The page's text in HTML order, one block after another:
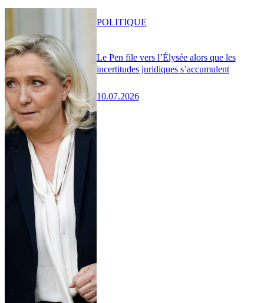
Le Pen file vers l’Élysée alors que les
incertitudes juridiques s’accumulent
10.07.2026
POLITIQUE